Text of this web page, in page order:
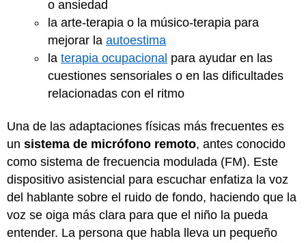
o ansiedad
la arte-terapia o la músico-terapia para
mejorar la autoestima
la terapia ocupacional para ayudar en las
cuestiones sensoriales o en las dificultades
relacionadas con el ritmo
Una de las adaptaciones físicas más frecuentes es
un sistema de micrófono remoto, antes conocido
como sistema de frecuencia modulada (FM). Este
dispositivo asistencial para escuchar enfatiza la voz
del hablante sobre el ruido de fondo, haciendo que la
voz se oiga más clara para que el niño la pueda
entender. La persona que habla lleva un pequeño